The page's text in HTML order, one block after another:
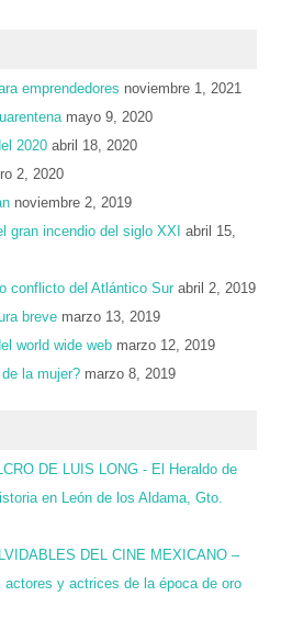
emprendedores noviembre 1, 2021
mayo 9, 2020
2020 abril 18, 2020
2, 2020
noviembre 2, 2019
gran incendio del siglo XXI
abril 15,
conflicto del Atlántico Sur abril 2, 2019
breve marzo 13, 2019
world wide web marzo 12, 2019
la mujer? marzo 8, 2019
DE LUIS LONG - El Heraldo de
en León de los Aldama, Gto.
DEL CINE MEXICANO –
actores y actrices de la época de oro